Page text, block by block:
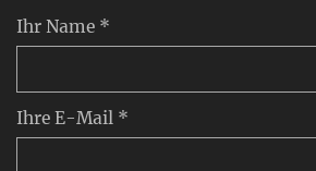
Ihr Name *
Ihre E-Mail *